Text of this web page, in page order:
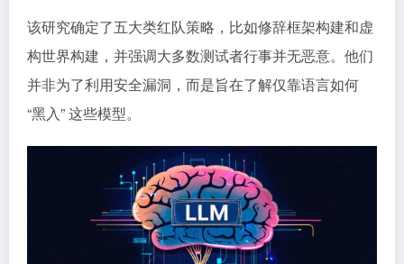
该研究确定了五大类红队策略，比如修辞框架构建和虚
构世界构建，并强调大多数测试者行事并无恶意。他们
并非为了利用安全漏洞，而是旨在了解仅靠语言如何
“黑入” 这些模型。